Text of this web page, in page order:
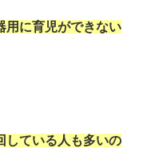
用に育児ができない
している人も多いの